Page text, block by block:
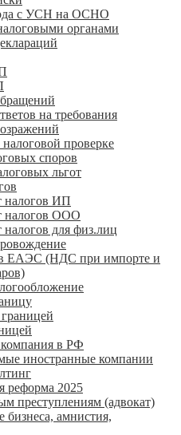
с УСН на ОСНО
органами
на требования
проверке
споров
льгот
налогов ИП
налогов ООО
налогов для физ.лиц
ЕАЭС (НДС при импорте и
в РФ
иностранные компании
реформа 2025
преступлениям (адвокат)
бизнеса, амнистия,